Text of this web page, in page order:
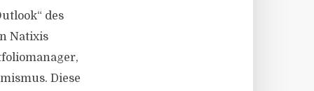
des
Natixis
Diese